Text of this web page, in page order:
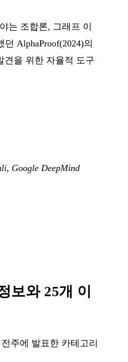
는 조합론, 그래프 이
AlphaProof(2024)의
견을 위한 자율적 도구
Google DeepMind
보와 25개 이
주에 발표한 카테고리